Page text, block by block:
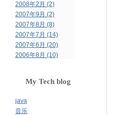
2008年2月 (2)
2007年9月 (2)
2007年8月 (8)
2007年7月 (14)
2007年6月 (20)
2006年8月 (10)
My Tech blog
java
音乐